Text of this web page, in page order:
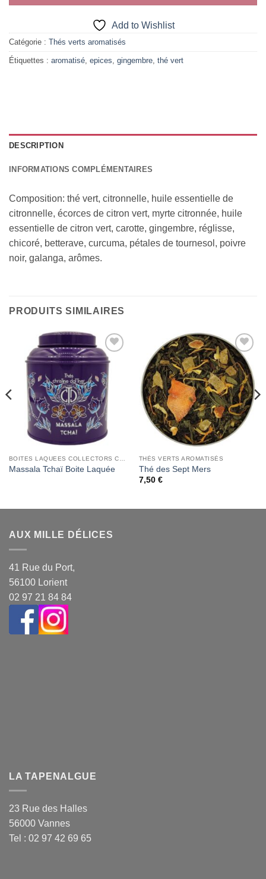
Add to Wishlist
Catégorie : Thés verts aromatisés
Étiquettes : aromatisé, epices, gingembre, thé vert
DESCRIPTION
INFORMATIONS COMPLÉMENTAIRES
Composition: thé vert, citronnelle, huile essentielle de
citronnelle, écorces de citron vert, myrte citronnée, huile
essentielle de citron vert, carotte, gingembre, réglisse,
chicoré, betterave, curcuma, pétales de tournesol, poivre
noir, galanga, arômes.
PRODUITS SIMILAIRES
Add to
Massala Tchaï Boite Laquée
Add to
Wishlist
THÉS VERTS AROMATISÉS
Thé des Sept Mers
7,50 €
AUX MILLE DÉLICES
41 Rue du Port,
56100 Lorient
02 97 21 84 84
LA TAPENALGUE
23 Rue des Halles
56000 Vannes
Tel : 02 97 42 69 65